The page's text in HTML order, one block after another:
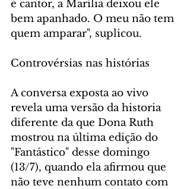
é cantor, a Marília deixou ele
bem apanhado. O meu não tem
quem amparar", suplicou.
Controvérsias nas histórias
A conversa exposta ao vivo
revela uma versão da historia
diferente da que Dona Ruth
mostrou na última edição do
"Fantástico" desse domingo
(13/7), quando ela afirmou que
não teve nenhum contato com